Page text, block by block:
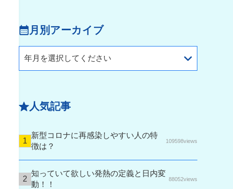
月別アーカイブ
年月を選択してください
人気記事
新型コロナに再感染しやすい人の特
徴は？
109598views
知っていて欲しい発熱の定義と日内変
動！！
88052views